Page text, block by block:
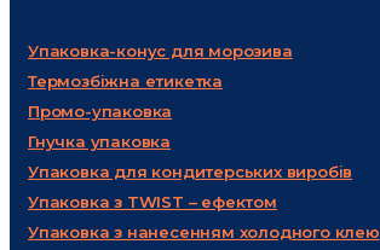
Упаковка-конус для морозива
Термозбіжна етикетка
Промо-упаковка
Гнучка упаковка
Упаковка для кондитерських виробів
Упаковка з TWIST – ефектом
Упаковка з нанесенням холодного клею